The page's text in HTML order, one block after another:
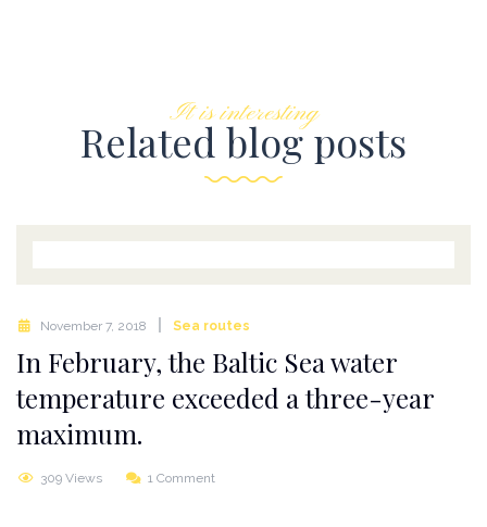
It is interesting
Related blog posts
November 7, 2018 Sea routes
In February, the Baltic Sea water
temperature exceeded a three-year
maximum.
309 Views 1 Comment